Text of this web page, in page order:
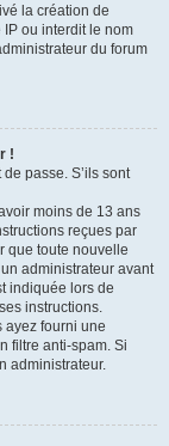
la création de
ou interdit le nom
du forum
!
passe. S’ils sont
moins de 13 ans
reçues par
que toute nouvelle
administrateur avant
indiquée lors de
instructions.
ayez fourni une
filtre anti-spam. Si
administrateur.